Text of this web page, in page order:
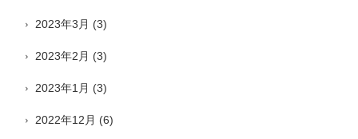
2023年3月 (3)
2023年2月 (3)
2023年1月 (3)
2022年12月 (6)